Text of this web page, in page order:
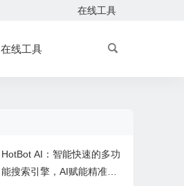
在线工具
在线工具
HotBot AI：智能快速的多功
能搜索引擎，AI赋能精准检